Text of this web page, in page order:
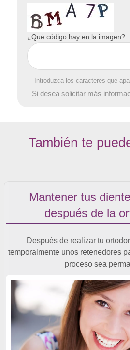
¿Qué código hay en la imagen?
Introduzca los caracteres que
Si desea solicitar más
También te
Mantener tus
después de la
Después de realizar tu
temporalmente unos retenedores
proceso sea